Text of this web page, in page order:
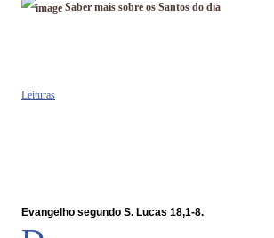
Saber mais sobre os Santos do dia
Leituras
Evangelho segundo S. Lucas 18,1-8.